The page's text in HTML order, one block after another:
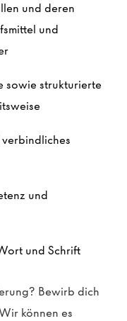
und deren
und
sowie strukturierte
und
und Schrift
Bewirb dich
können es